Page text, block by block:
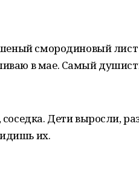
смородиновый
в мае. Самый
Дети выросли,
их.